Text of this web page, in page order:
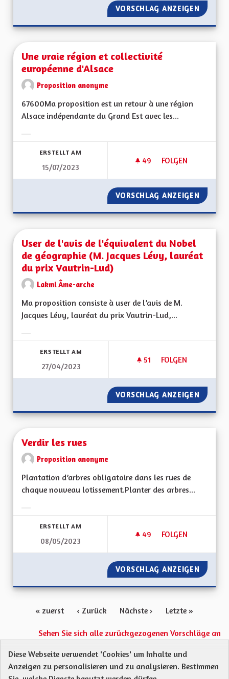
VORSCHLAG ANZEIGEN UNE
Une vraie région et collectivité
européenne d'Alsace
Proposition anonyme
67600Ma proposition est un retour à une région
Alsace indépendante du Grand Est avec les...
ERSTELLT AM
15/07/2023
49 49 FOLLOWER
FOLGEN
UNE VRAIE
VORSCHLAG ANZEIGEN UNE
User de l'avis de l'équivalent du Nobel
de géographie (M. Jacques Lévy, lauréat
du prix Vautrin-Lud)
Lakmi Âme-arche
Ma proposition consiste à user de l’avis de M.
Jacques Lévy, lauréat du prix Vautrin-Lud,...
ERSTELLT AM
27/04/2023
51 51 FOLLOWER
FOLGEN
USER DE L'AVIS
VORSCHLAG ANZEIGEN USER
Verdir les rues
Proposition anonyme
Plantation d’arbres obligatoire dans les rues de
chaque nouveau lotissement.Planter des arbres...
ERSTELLT AM
08/05/2023
49 49 FOLLOWER
FOLGEN
VERDIR LES RUES
VORSCHLAG ANZEIGEN
« zuerst ‹ Zurück Nächste › Letzte »
Sehen Sie sich alle zurückgezogenen Vorschläge an
Protection des Données
Charte de contribution
Diese Webseite verwendet 'Cookies' um Inhalte und
Anzeigen zu personalisieren und zu analysieren. Bestimmen